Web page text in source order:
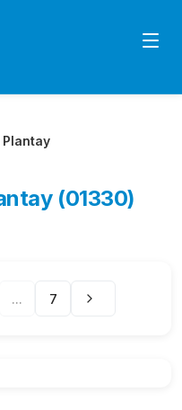
Plantay
(01330)
... 7